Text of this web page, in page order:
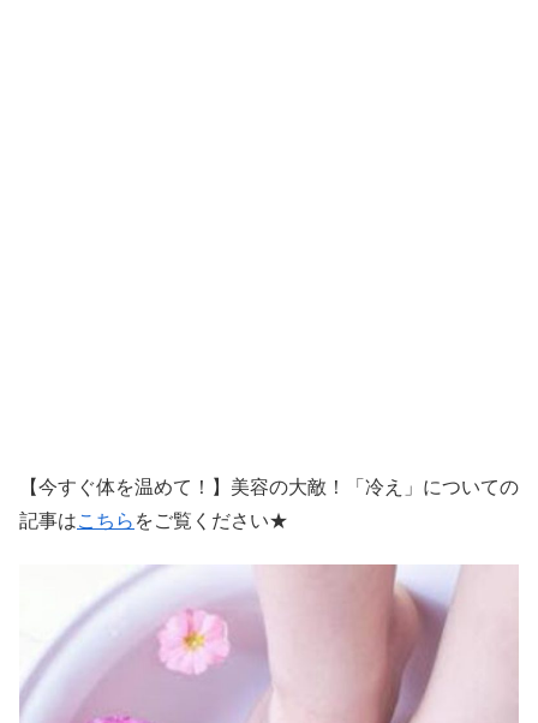
【今すぐ体を温めて！】美容の大敵！「冷え」についての
記事はこちら をご覧ください★